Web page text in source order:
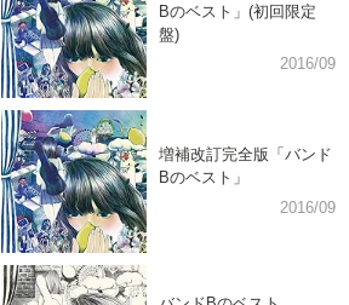
Bのベスト」(初回限定
盤)
2016/09
増補改訂完全版「バンド
Bのベスト」
2016/09